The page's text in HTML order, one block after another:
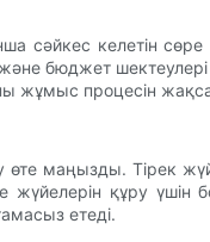
сәйкес келетін сөре
және бюджет
жұмыс процесін
маңызды. Тірек
жүйелерін құру
етеді.